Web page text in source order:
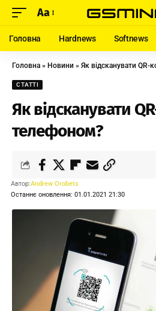
Aa
Головна Hardnews Softnews
Головна » Новини » Як відсканувати QR-
СТАТТІ
Як відсканувати
телефоном?
Останнє оновлення: 01.01.2021 21:30
Автор:Andrew Orobets